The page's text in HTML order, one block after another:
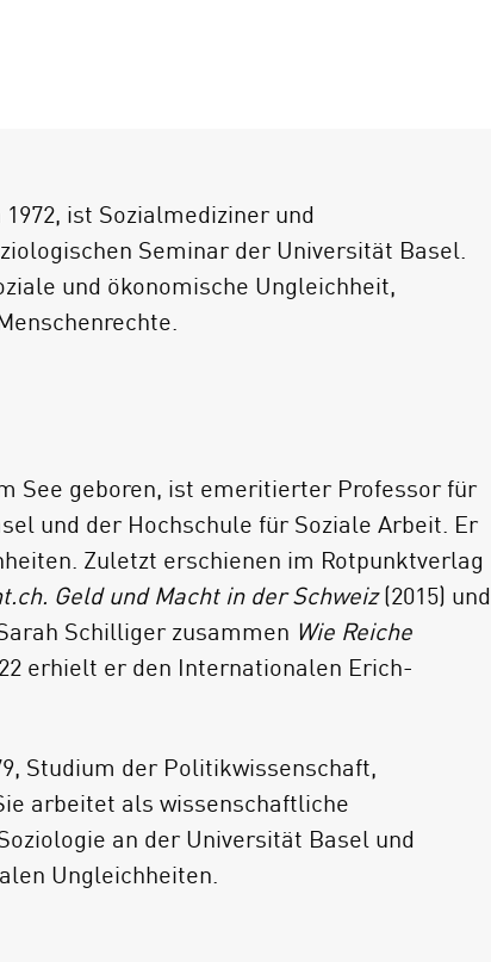
Reichtum in der Schweiz (Mäder/Streuli
Auswertungen von Medienberichten
ist Sozialmediziner und
Seminar der Universität Basel.
und ökonomische Ungleichheit,
See geboren, ist emeritierter Professor für
und der Hochschule für Soziale Arbeit. Er
Zuletzt erschienen im Rotpunktverlag
Geld und Macht in der Schweiz(2015) und
Schilliger zusammen Wie Reiche
erhielt er den Internationalen Erich-
Studium der Politikwissenschaft,
arbeitet als wissenschaftliche
an der Universität Basel und
Ungleichheiten.